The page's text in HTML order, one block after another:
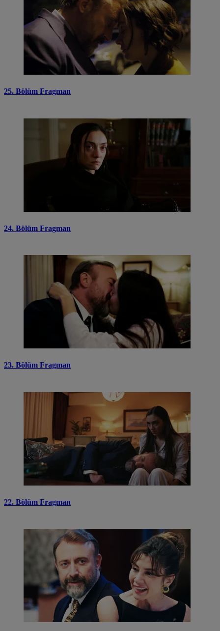
25. Bölüm Fragman
24. Bölüm Fragman
23. Bölüm Fragman
22. Bölüm Fragman